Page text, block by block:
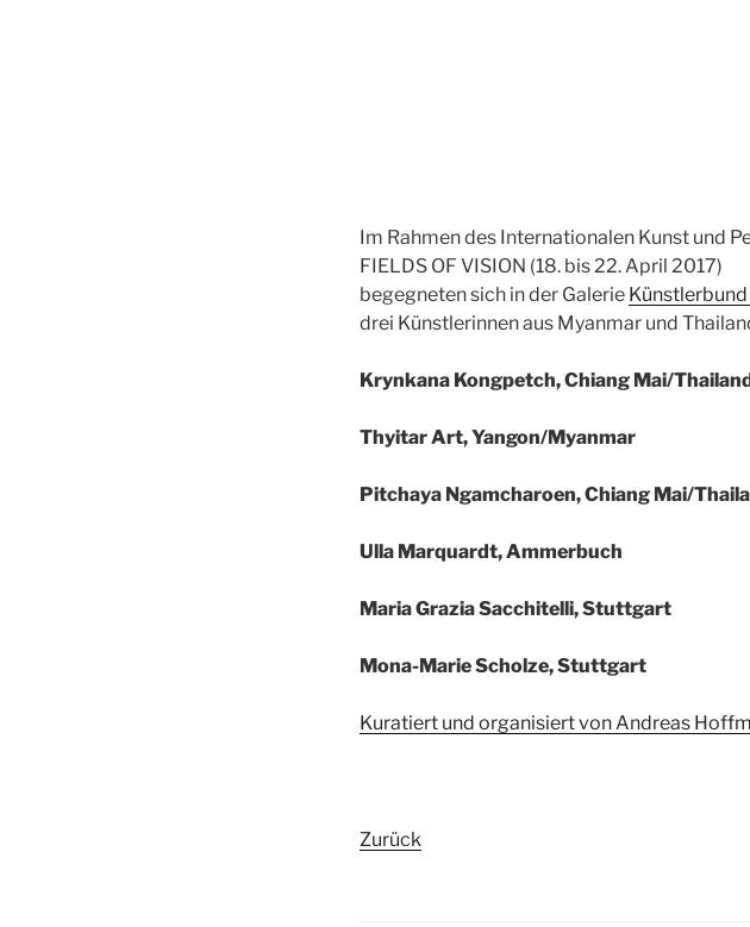
Im Rahmen des Internationalen Kunst und
FIELDS OF VISION (18. bis 22. April 2017)
begegneten sich in der Galerie
drei Künstlerinnen aus Myanmar und
Krynkana Kongpetch, Chiang Mai/
Thyitar Art, Yangon/Myanmar
Pitchaya Ngamcharoen,Chiang Mai/
Ulla Marquardt, Ammerbuch
Maria Grazia Sacchitelli, Stuttgart
Mona-Marie Scholze, Stuttgart
Kuratiert und organisiert von Andreas
Zurück